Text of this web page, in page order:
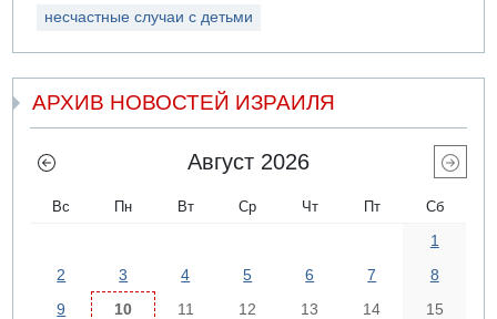
несчастные случаи с детьми
АРХИВ НОВОСТЕЙ ИЗРАИЛЯ
Август 2026
Вс Пн Вт Ср Чт Пт Сб
1
2
3 4 5 6 7
8
9
10 11 12 13 14
15